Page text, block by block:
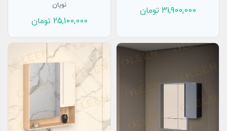
31,900,000 تومان
افزودن به سبد
نویان
25,100,000 تومان
افزودن به سبد